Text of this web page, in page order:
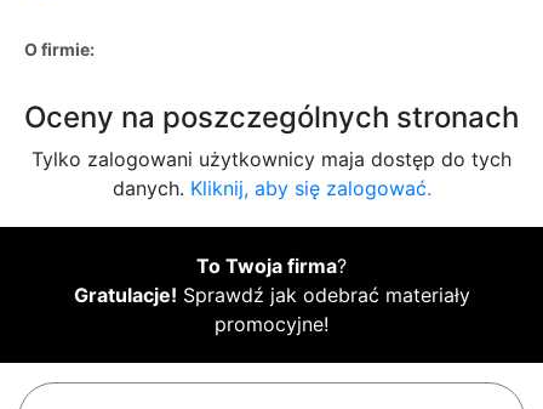
O firmie:
Oceny na poszczególnych stronach
Tylko zalogowani użytkownicy maja dostęp do tych
danych. Kliknij, aby się zalogować.
To Twoja firma?
Gratulacje! Sprawdź jak odebrać materiały
promocyjne!